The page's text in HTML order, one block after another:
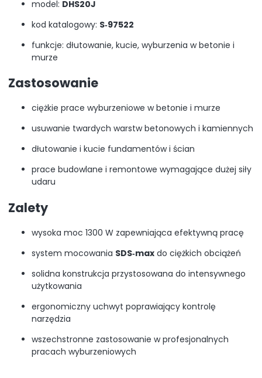
model: DHS20J
kod katalogowy: S‑97522
funkcje: dłutowanie, kucie, wyburzenia w betonie i
murze
Zastosowanie
ciężkie prace wyburzeniowe w betonie i murze
usuwanie twardych warstw betonowych i kamiennych
dłutowanie i kucie fundamentów i ścian
prace budowlane i remontowe wymagające dużej siły
udaru
Zalety
wysoka moc 1300 W zapewniająca efektywną pracę
system mocowania SDS‑max do ciężkich obciążeń
solidna konstrukcja przystosowana do intensywnego
użytkowania
ergonomiczny uchwyt poprawiający kontrolę
narzędzia
wszechstronne zastosowanie w profesjonalnych
pracach wyburzeniowych